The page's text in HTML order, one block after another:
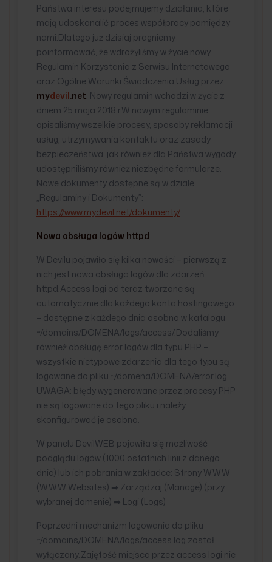
Państwa interesu podejmujemy działania, które
mają udoskonalić proces współpracy pomiędzy
nami.Dlatego już dzisiaj pragniemy
poinformować, że wdrożyliśmy w życie nowy
Regulamin Korzystania z Serwisu Internetowego
oraz Ogólne Warunki Świadczenia Usług przez
mydevil .net . Nowy regulamin wchodzi w życie z
dniem 25 maja 2018 r.W nowym regulaminie
opisaliśmy wszelkie procesy, sposoby reklamacji
usług, utrzymywania kontaktu oraz zasady
bezpieczeństwa, jak również dla Państwa wygody
udostępniliśmy również niezbędne formularze.
Nowe dokumenty dostępne są w dziale
„Regulaminy i Dokumenty”:
https://www.mydevil.net/dokumenty/
Nowa obsługa logów httpd
W Devilu pojawiło się kilka nowości – pierwszą z
nich jest nowa obsługa logów dla zdarzeń
httpd.Access logi od teraz tworzone są
automatycznie dla każdego konta hostingowego
– dostępne z każdego dnia osobno w katalogu
~/domains/DOMENA/logs/access/.Dodaliśmy
również obsługę error logów dla typu PHP –
wszystkie nietypowe zdarzenia dla tego typu są
logowane do pliku ~/domena/DOMENA/error.log.
UWAGA: błędy wygenerowane przez procesy PHP
nie są logowane do tego pliku i należy
skonfigurować je osobno.
W panelu DevilWEB pojawiła się możliwość
podglądu logów (1000 ostatnich linii z danego
dnia) lub ich pobrania w zakładce: Strony WWW
(WWW Websites) ➡ Zarządzaj (Manage) (przy
wybranej domenie) ➡ Logi (Logs)
Poprzedni mechanizm logowania do pliku
~/domains/DOMENA/logs/access.log został
wyłączony.Zajętość miejsca przez access logi nie